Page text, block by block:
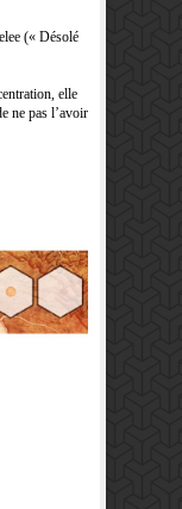
(« Désolé
elle
ne pas l’avoir